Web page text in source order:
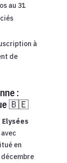
au 31
à
de
:
🇧🇪
Elysées
en